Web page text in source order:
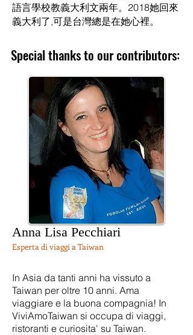
語言學校教義大利文兩年。2018她回來
義大利了,可是台灣總是在她心裡。
Special thanks to our contributors:
Anna Lisa Pecchiari
Esperta di viaggi a Taiwan
In Asia da tanti anni ha vissuto a
Taiwan per oltre 10 anni. Ama
viaggiare e la buona compagnia! In
ViviAmoTaiwan si occupa di viaggi,
ristoranti e curiosita' su Taiwan.